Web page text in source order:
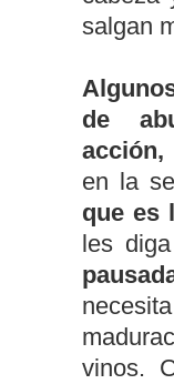
salgan
de
acción,
en la
que es
les
vinos.